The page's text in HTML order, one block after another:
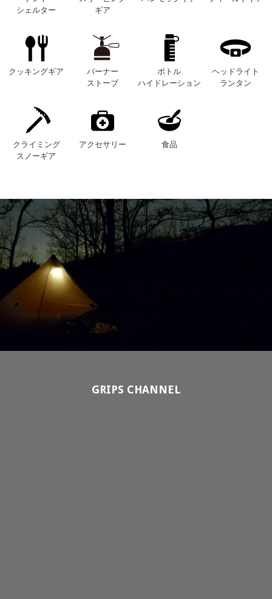
シェルター
ギア
クッキングギア
バーナー
ストーブ
ボトル
ハイドレーション
ヘッドライト
ランタン
クライミング
スノーギア
アクセサリー 食品
GRIPS CHANNEL